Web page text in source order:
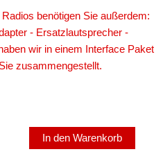
benötigen Sie außerdem:
- Ersatzlautsprecher -
wir in einem Interface Paket
zusammengestellt.
In den Warenkorb